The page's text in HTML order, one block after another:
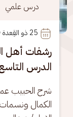
درس علمي
25
رشفات أهل
الدرس التاسع
شرح الحبيب
الكمال